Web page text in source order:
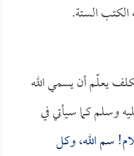
الستة.
يعلّم أن يسمي الله
وسلم كما سيأتي في
سم الله، وكل